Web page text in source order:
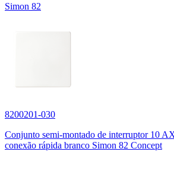
Simon 82
8200201-030
Conjunto semi-montado de interruptor 10
conexão rápida branco Simon 82 Concept